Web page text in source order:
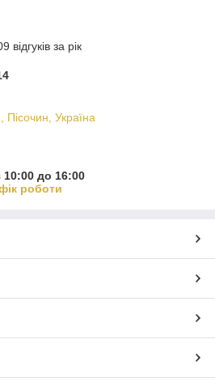
за рік
Україна
10:00 до 16:00
роботи